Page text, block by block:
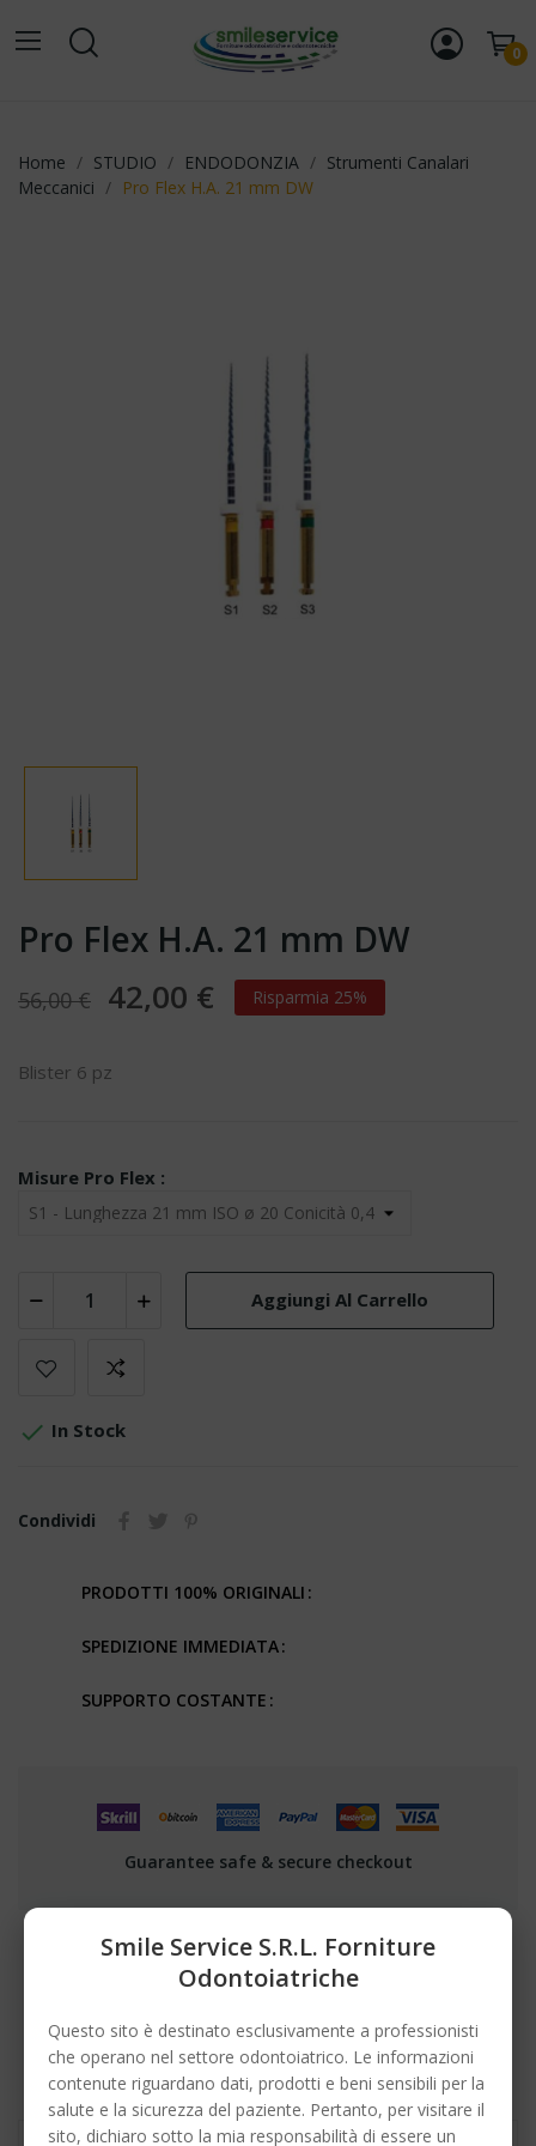
0
Home STUDIO ENDODONZIA
Strumenti Canalari
Meccanici
Pro Flex H.A. 21 mm DW
Pro Flex H.A. 21 mm DW
56,00 € 42,00 € Risparmia 25%
Blister 6 pz
Misure Pro Flex :
Aggiungi Al Carrello
 In Stock
Condividi
PRODOTTI 100% ORIGINALI
SPEDIZIONE IMMEDIATA
SUPPORTO COSTANTE
Guarantee safe & secure checkout
DETTAGLI DEL PRODOTTO
Smile Service S.r.l. Forniture
Odontoiatriche
Questo sito è destinato esclusivamente a professionisti
che operano nel settore odontoiatrico. Le informazioni
contenute riguardano dati, prodotti e beni sensibili per la
salute e la sicurezza del paziente. Pertanto, per visitare il
sito, dichiaro sotto la mia responsabilità di essere un